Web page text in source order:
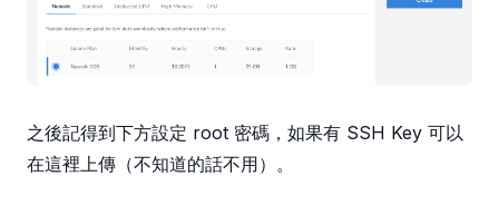
之後記得到下方設定 root 密碼，如果有 SSH Key 可以
在這裡上傳（不知道的話不用）。